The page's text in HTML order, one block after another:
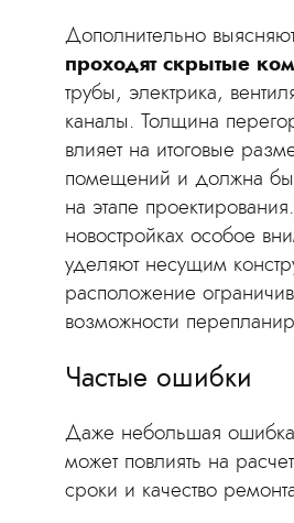
Дополнительно
проходят скрытые
трубы, электрика,
каналы. Толщина
влияет на итоговые
помещений и должна
на этапе
новостройках особое
уделяют несущим
расположение
возможности
Частые ошибки
Даже небольшая
может повлиять на
сроки и качество